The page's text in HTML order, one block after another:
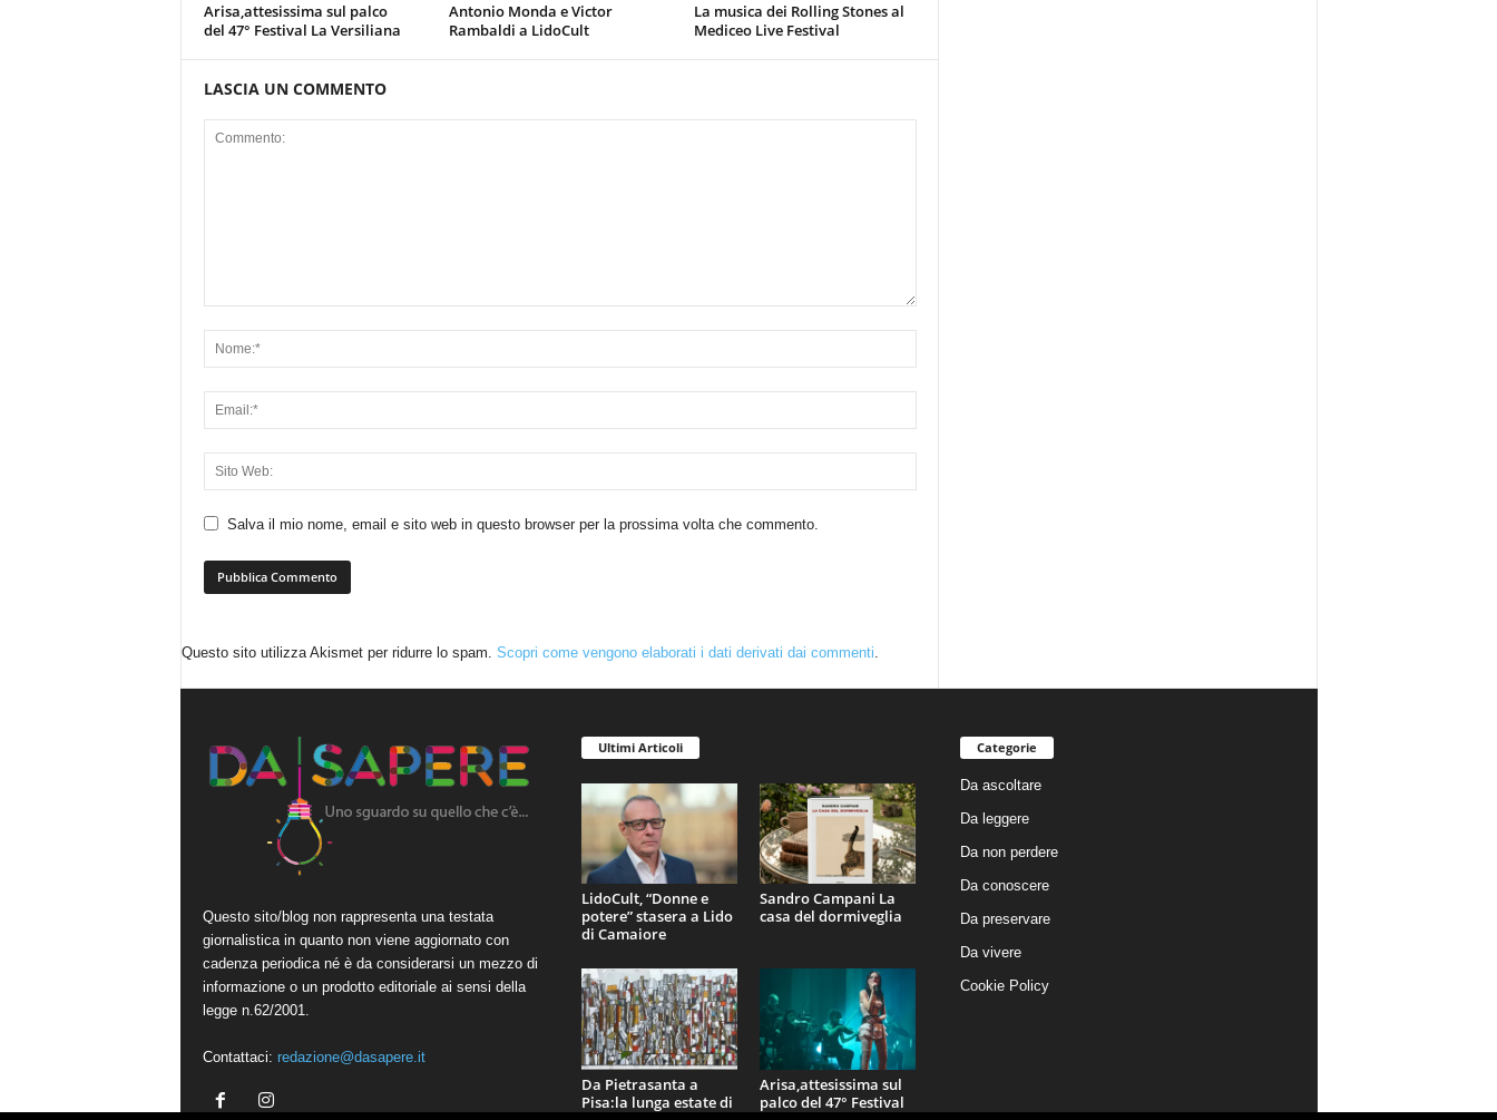
Arisa,attesissima sul palco
del 47° Festival La Versiliana
Antonio Monda e Victor
Rambaldi a LidoCult
La musica dei Rolling Stones al
Mediceo Live Festival
LASCIA UN COMMENTO
Salva il mio nome, email e sito web in questo browser per la prossima volta che commento.
Questo sito utilizza Akismet per ridurre lo spam. Scopri come vengono elaborati i dati derivati dai commenti.
Questo sito/blog non rappresenta una testata
giornalistica in quanto non viene aggiornato con
cadenza periodica né è da considerarsi un mezzo di
informazione o un prodotto editoriale ai sensi della
legge n.62/2001.
Contattaci: redazione@dasapere.it
Ultimi Articoli
LidoCult, “Donne e
potere” stasera a Lido
di Camaiore
Sandro Campani La
casa del dormiveglia
Da Pietrasanta a
Pisa:la lunga estate di
Arisa,attesissima sul
palco del 47° Festival
Categorie
Da ascoltare
Da leggere
Da non perdere
Da conoscere
Da preservare
Da vivere
Cookie Policy